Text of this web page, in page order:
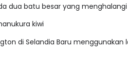
dua batu besar yang
di Selandia Baru